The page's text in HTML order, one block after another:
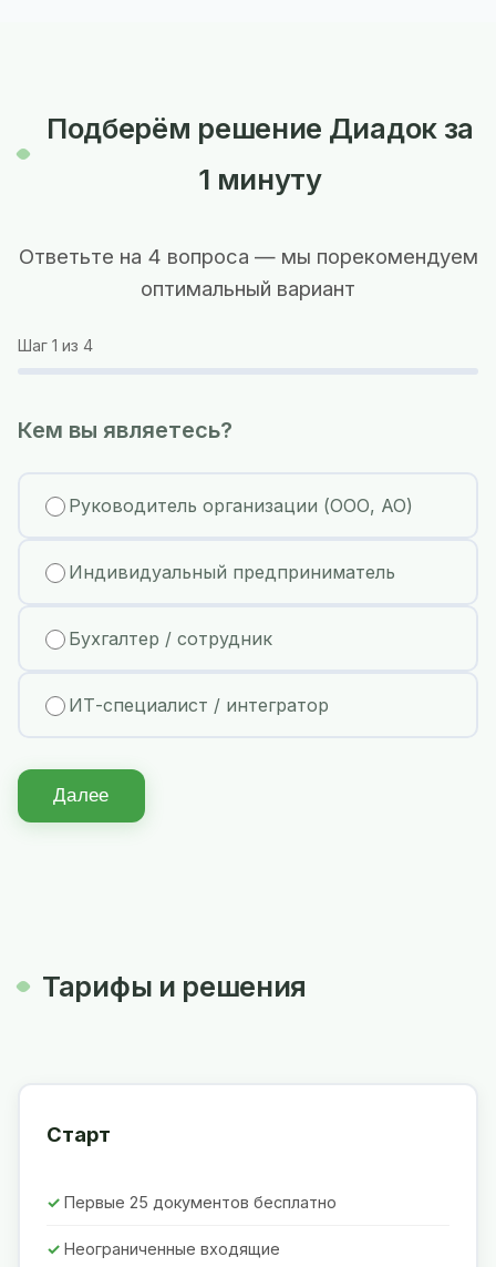
Подберём решение Диадок за
1 минуту
Ответьте на 4 вопроса — мы порекомендуем
оптимальный вариант
Шаг 1 из 4
Кем вы являетесь?
Руководитель организации (ООО, АО)
Индивидуальный предприниматель
Бухгалтер / сотрудник
ИТ-специалист / интегратор
Далее
Тарифы и решения
Старт
Первые 25 документов бесплатно
Неограниченные входящие